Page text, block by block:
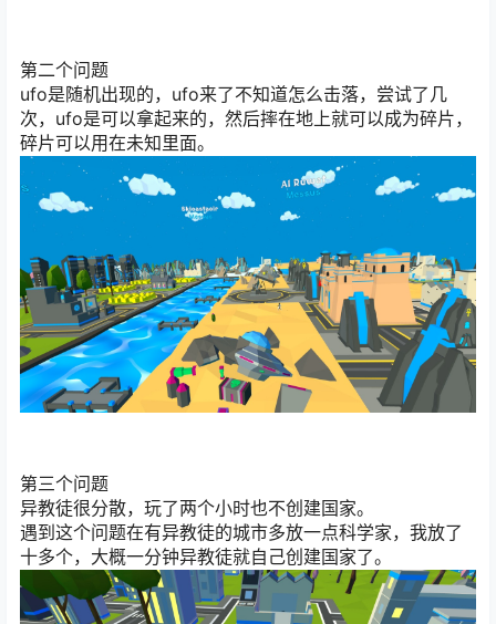
第二个问题
ufo是随机出现的，ufo来了不知道怎么击落，尝试了几
次，ufo是可以拿起来的，然后摔在地上就可以成为碎片，
碎片可以用在未知里面。
第三个问题
异教徒很分散，玩了两个小时也不创建国家。
遇到这个问题在有异教徒的城市多放一点科学家，我放了
十多个，大概一分钟异教徒就自己创建国家了。